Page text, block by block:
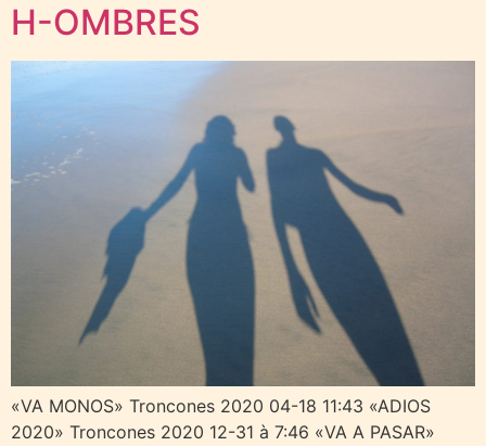
H-OMBRES
«VA MONOS» Troncones 2020 04-18 11:43 «ADIOS
2020» Troncones 2020 12-31 à 7:46 «VA A PASAR»